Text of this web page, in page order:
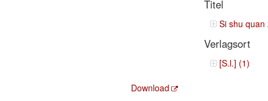
Download
Titel
Si shu quan
Verlagsort
[S.l.] (1)